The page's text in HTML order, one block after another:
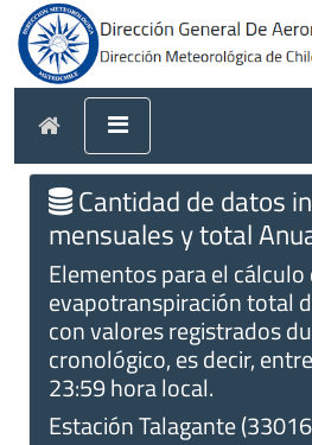
Cantidad de datos
mensuales y total
Elementos para el cálculo
evapotranspiración total
con valores registrados
cronológico, es decir,
23:59 hora local.
Estación Talagante